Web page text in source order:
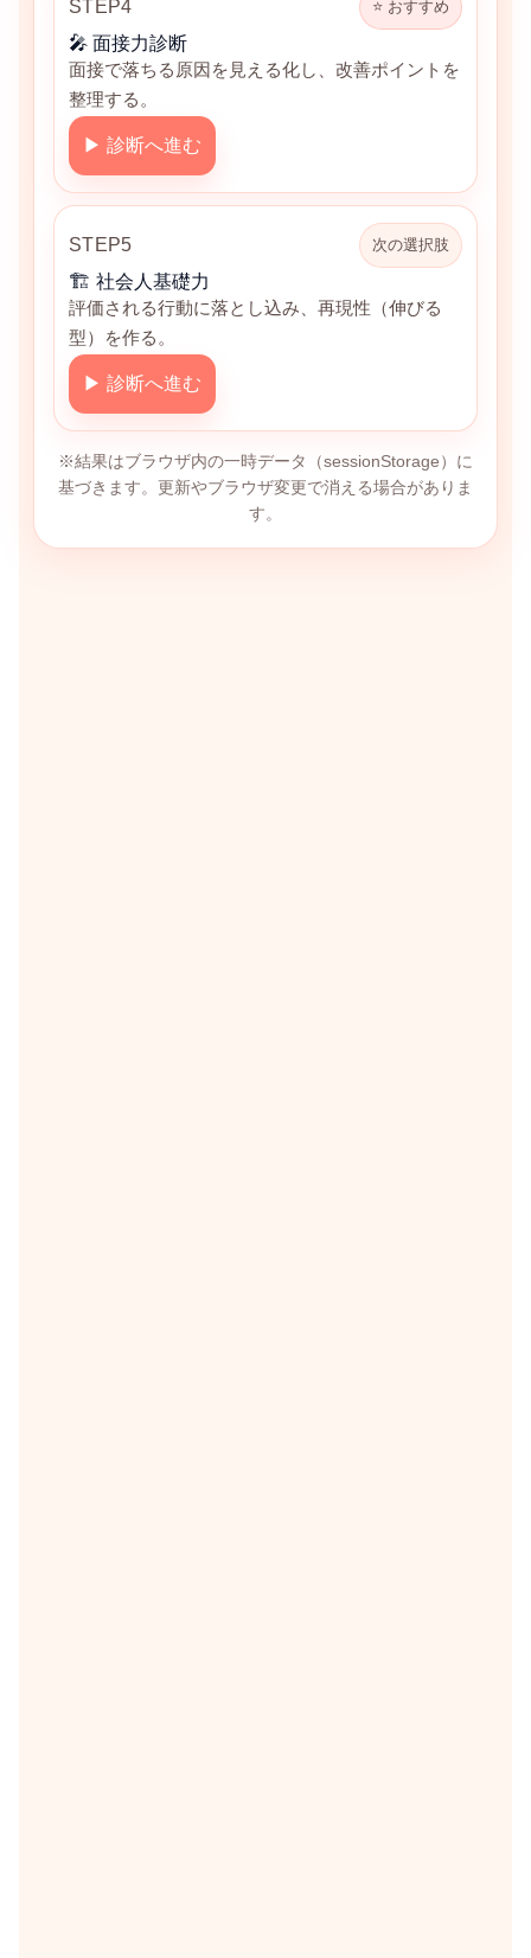
STEP4 ⭐ おすすめ
🎤 面接力診断
面接で落ちる原因を見える化し、改善ポイントを
整理する。
▶ 診断へ進む
STEP5 次の選択肢
🏗 社会人基礎力
評価される行動に落とし込み、再現性（伸びる
型）を作る。
▶ 診断へ進む
※結果はブラウザ内の一時データ（sessionStorage）に
基づきます。更新やブラウザ変更で消える場合がありま
す。